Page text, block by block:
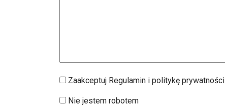
Zaakceptuj Regulamin i politykę prywatności
Nie jestem robotem